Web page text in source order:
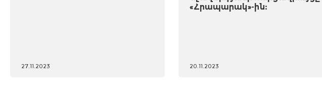
27.11.2023
«Հրապարակ»-ին:
20.11.2023